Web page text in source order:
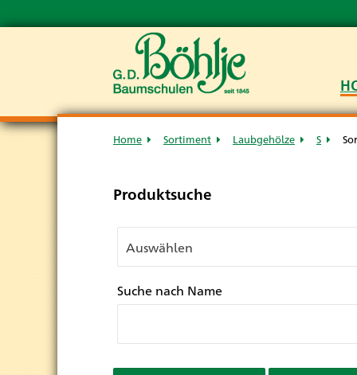
Home Sortiment Laubgehölze S
Produktsuche
Suche nach Name